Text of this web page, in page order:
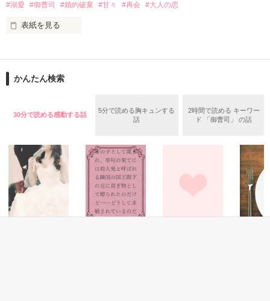
ああ、なんて腹が立つ男。
2020.12.17 start
2021.2.19 end
作品を読む
#溺愛 #御曹司 #婚約破棄 #甘々 #再会 #大人の恋
表紙を見る
できないなら、消えて」
椎名葵（しいなあおい）は
思いもよらぬ場所で、元婚約者と再会する
「ずっと後悔していた」
男の復縁を望む言葉を聞き
葵は笑わずにはいられなかった。
かんたん検索
30分で読める感動する話
5分で読める胸キュンする
話
2時間で読める キーワー
ド 「御曹司」 の話